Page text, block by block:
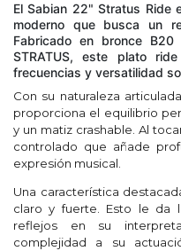
El Sabian 22" Stratus Ride
moderno que busca un
Fabricado en bronce
STRATUS, este plato
frecuencias y versatilidad
Con su naturaleza
proporciona el equilibrio
y un matiz crashable. Al
controlado que añade
expresión musical.
Una característica
claro y fuerte. Esto le da
reflejos en su
complejidad a su